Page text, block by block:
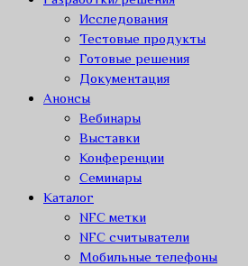
Исследования
Тестовые продукты
Готовые решения
Документация
Анонсы
Вебинары
Выставки
Конференции
Семинары
Каталог
NFC метки
NFC считыватели
Мобильные телефоны